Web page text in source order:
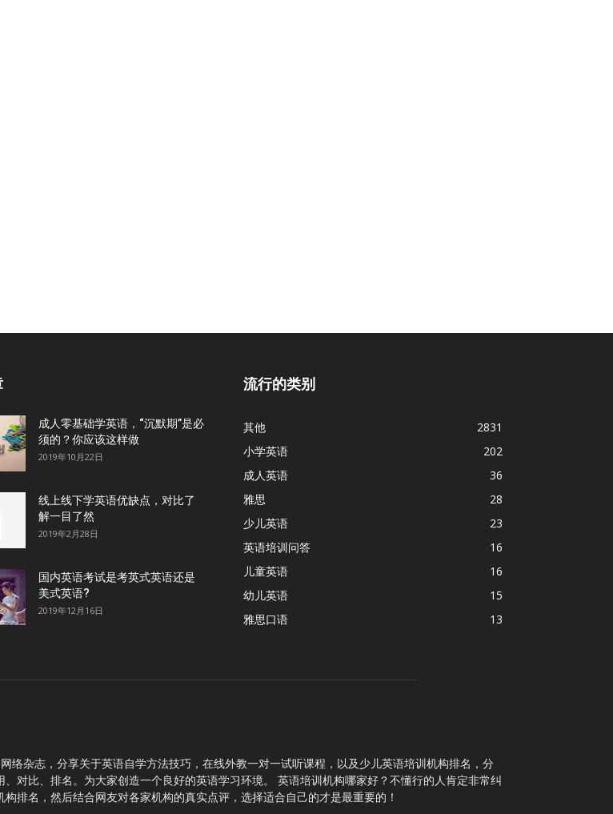
成人零基础学英语，“沉默期”是必
须的？你应该这样做
2019年10月22日
线上线下学英语优缺点，对比了
解一目了然
2019年2月28日
国内英语考试是考英式英语还是
美式英语?
2019年12月16日
流行的类别
其他
2831
小学英语
202
成人英语
36
雅思
28
少儿英语
23
英语培训问答
16
儿童英语
16
幼儿英语
15
雅思口语
13
络杂志，分享关于英语自学方法技巧，在线外教一对一试听课程，以及少儿英语培训机构排名，分
对比、排名。为大家创造一个良好的英语学习环境。 英语培训机构哪家好？不懂行的人肯定非常纠
排名，然后结合网友对各家机构的真实点评，选择适合自己的才是最重要的！